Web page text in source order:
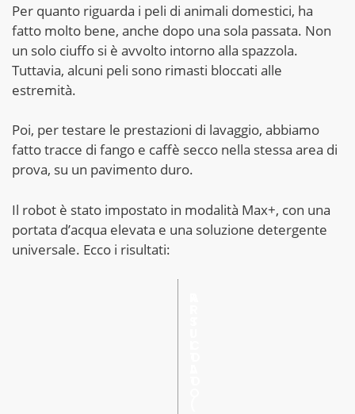
Per quanto riguarda i peli di animali domestici, ha
fatto molto bene, anche dopo una sola passata. Non
un solo ciuffo si è avvolto intorno alla spazzola.
Tuttavia, alcuni peli sono rimasti bloccati alle
estremità.
Poi, per testare le prestazioni di lavaggio, abbiamo
fatto tracce di fango e caffè secco nella stessa area di
prova, su un pavimento duro.
Il robot è stato impostato in modalità Max+, con una
portata d’acqua elevata e una soluzione detergente
universale. Ecco i risultati: